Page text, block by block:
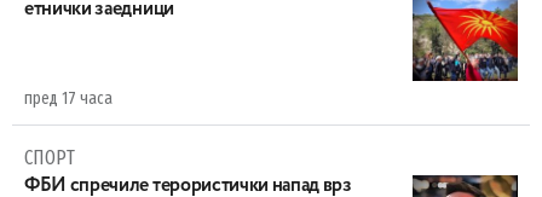
етнички заедници
пред 17 часа
СПОРТ
ФБИ спречиле терористички напад врз